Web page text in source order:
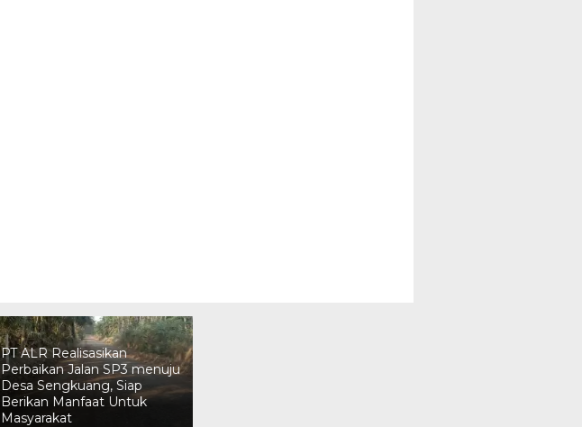
PT ALR Realisasikan
Perbaikan Jalan SP3 menuju
Desa Sengkuang, Siap
Berikan Manfaat Untuk
Masyarakat